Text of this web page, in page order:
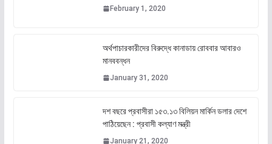
February 1, 2020
অর্থপাচারকারীদের বিরুদ্ধে কানাডায় রোববার আবারও
মানববন্ধন
January 31, 2020
দশ বছরে প্রবাসীরা ১৫৩.১৩ বিলিয়ন মার্কিন ডলার দেশে
পাঠিয়েছেন : প্রবাসী কল্যাণ মন্ত্রী
January 21, 2020